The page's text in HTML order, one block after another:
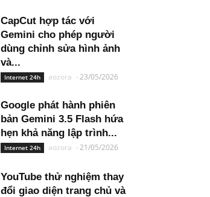
CapCut hợp tác với
Gemini cho phép người
dùng chỉnh sửa hình ảnh
và...
Internet 24h aozora -23/05/2026
Google phát hành phiên
bản Gemini 3.5 Flash hứa
hẹn khả năng lập trình...
Internet 24h aozora -21/05/2026
YouTube thử nghiệm thay
đổi giao diện trang chủ và